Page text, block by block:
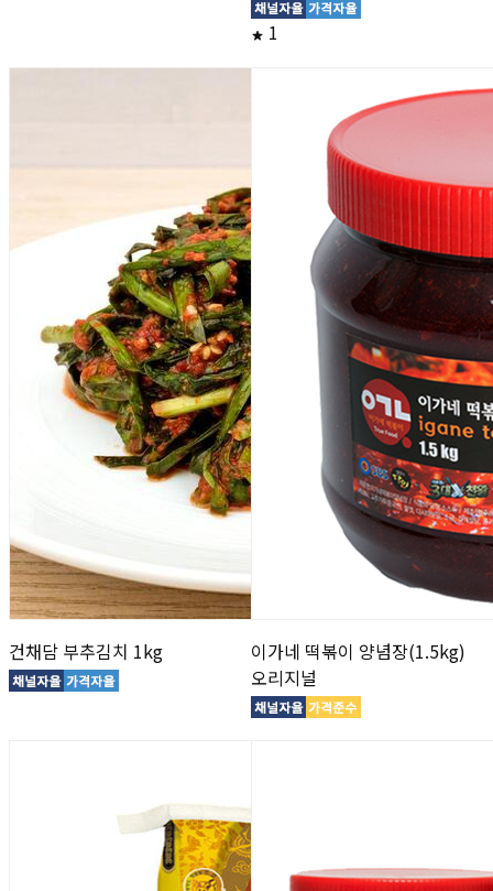
1
건채담 부추김치 1kg
이가네 떡볶이 양념장(1.5kg)
오리지널